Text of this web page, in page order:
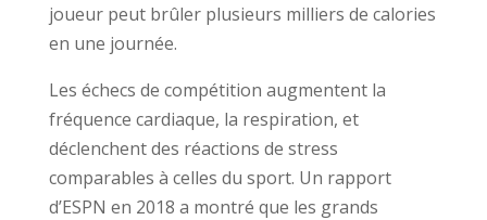
joueur peut brûler plusieurs milliers de calories
en une journée.
Les échecs de compétition augmentent la
fréquence cardiaque, la respiration, et
déclenchent des réactions de stress
comparables à celles du sport. Un rapport
d’ESPN en 2018 a montré que les grands